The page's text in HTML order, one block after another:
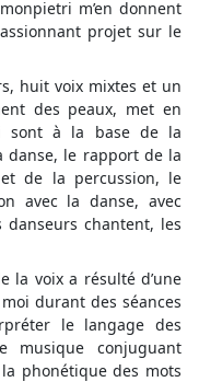
m’en donnent
projet sur le
huit voix mixtes et un
des peaux, met en
sont à la base de la
danse, le rapport de la
de la percussion, le
avec la danse, avec
chantent, les
la voix a résulté d’une
durant des séances
le langage des
conjuguant
phonétique des mots